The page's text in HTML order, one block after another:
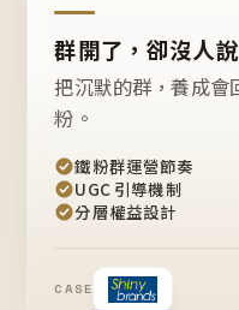
群開了，卻沒人
把沉默的群，養成會
粉。
鐵粉群運營節奏
UGC 引導機制
分層權益設計
CASE